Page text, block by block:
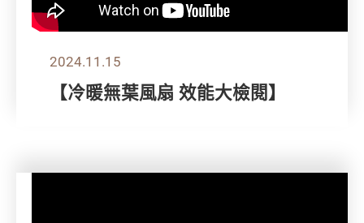
2024.11.15
【冷暖無葉風扇 效能大檢閱】